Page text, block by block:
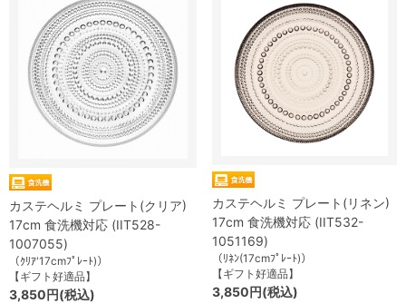
カステヘルミ プレート(クリア)
17cm 食洗機対応 (IIT528-
1007055)
（ｸﾘｱ'17cmﾌﾟﾚｰﾄ)）
【ギフト好適品】
3,850円(税込)
カステヘルミ プレート(リネン)
17cm 食洗機対応 (IIT532-
1051169)
（ﾘﾈﾝ(17cmﾌﾟﾚｰﾄ)）
【ギフト好適品】
3,850円(税込)